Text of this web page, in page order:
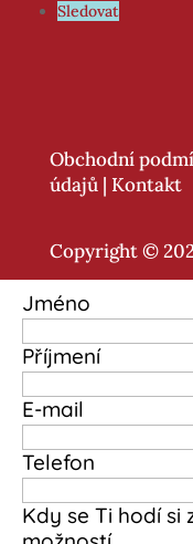
Sledovat
Obchodní
údajů| Kontakt
Copyright ©
Jméno
Příjmení
E-mail
Telefon
Kdy se Ti hodí si